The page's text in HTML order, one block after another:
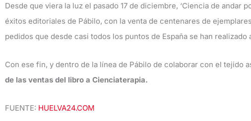
Desde que viera la luz el pasado 17 de diciembre, ‘Ciencia de andar
éxitos editoriales de Pábilo, con la venta de centenares de
pedidos que desde casi todos los puntos de España se han
Con ese fin, y dentro de la línea de Pábilo de colaborar con el tejido
de las ventas del libro a Cienciaterapia.
FUENTE: HUELVA24.COM